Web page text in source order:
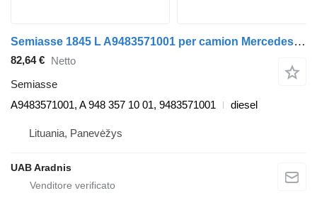
Semiasse 1845 L A9483571001 per camion Mercedes-Benz ACTROS MP4
82,64 € Netto
Semiasse
A9483571001, A 948 357 10 01, 9483571001
diesel
Lituania, Panevėžys
UAB Aradnis